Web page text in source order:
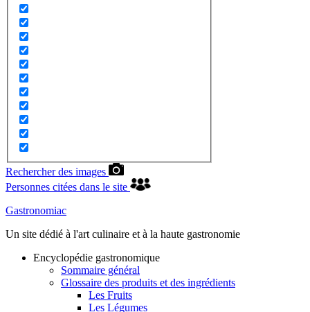
Rechercher des images
Personnes citées dans le site
Gastronomiac
Un site dédié à l'art culinaire et à la haute gastronomie
Encyclopédie gastronomique
Sommaire général
Glossaire des produits et des ingrédients
Les Fruits
Les Légumes